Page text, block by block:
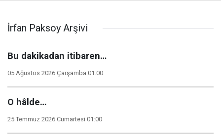
İrfan Paksoy Arşivi
Bu dakikadan itibaren…
05 Ağustos 2026 Çarşamba 01:00
O hâlde…
25 Temmuz 2026 Cumartesi 01:00